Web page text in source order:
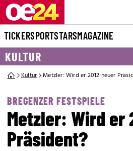
TICKERSPORTSTARSMAGAZINE
KULTUR
Kultur Metzler: Wird er 2012 neuer
BREGENZER FESTSPIELE
Metzler: Wird er
Präsident?